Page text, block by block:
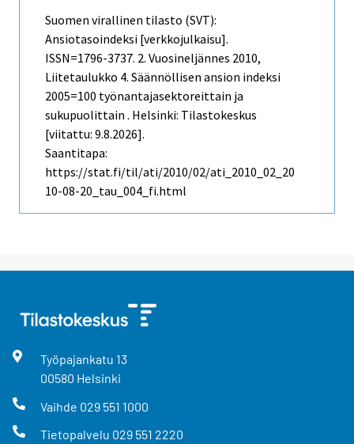
Suomen virallinen tilasto (SVT):
Ansiotasoindeksi [verkkojulkaisu].
ISSN=1796-3737. 2. Vuosineljännes 2010,
Liitetaulukko 4. Säännöllisen ansion indeksi
2005=100 työnantajasektoreittain ja
sukupuolittain . Helsinki: Tilastokeskus
[viitattu: 9.8.2026].
Saantitapa:
https://stat.fi/til/ati/2010/02/ati_2010_02_20
10-08-20_tau_004_fi.html
Työpajankatu 13
00580 Helsinki
Vaihde 029 551 1000
Tietopalvelu 029 551 2220